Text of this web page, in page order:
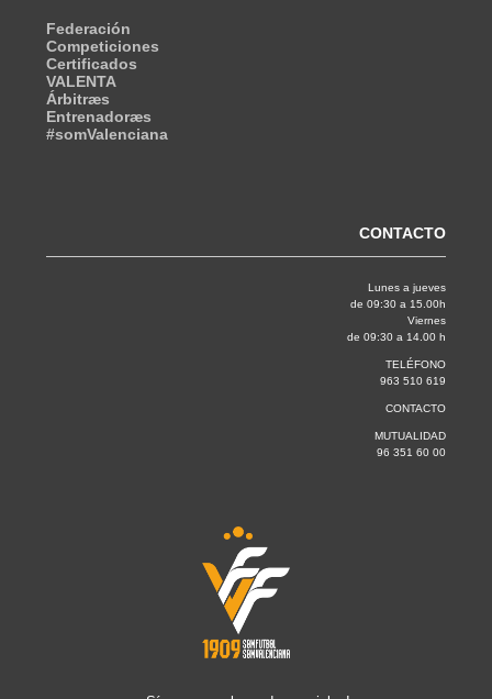
Federación
Competiciones
Certificados
VALENTA
Árbitræs
Entrenadoræs
#somValenciana
CONTACTO
Lunes a jueves
de 09:30 a 15.00h
Viernes
de 09:30 a 14.00 h
TELÉFONO
963 510 619
CONTACTO
MUTUALIDAD
96 351 60 00